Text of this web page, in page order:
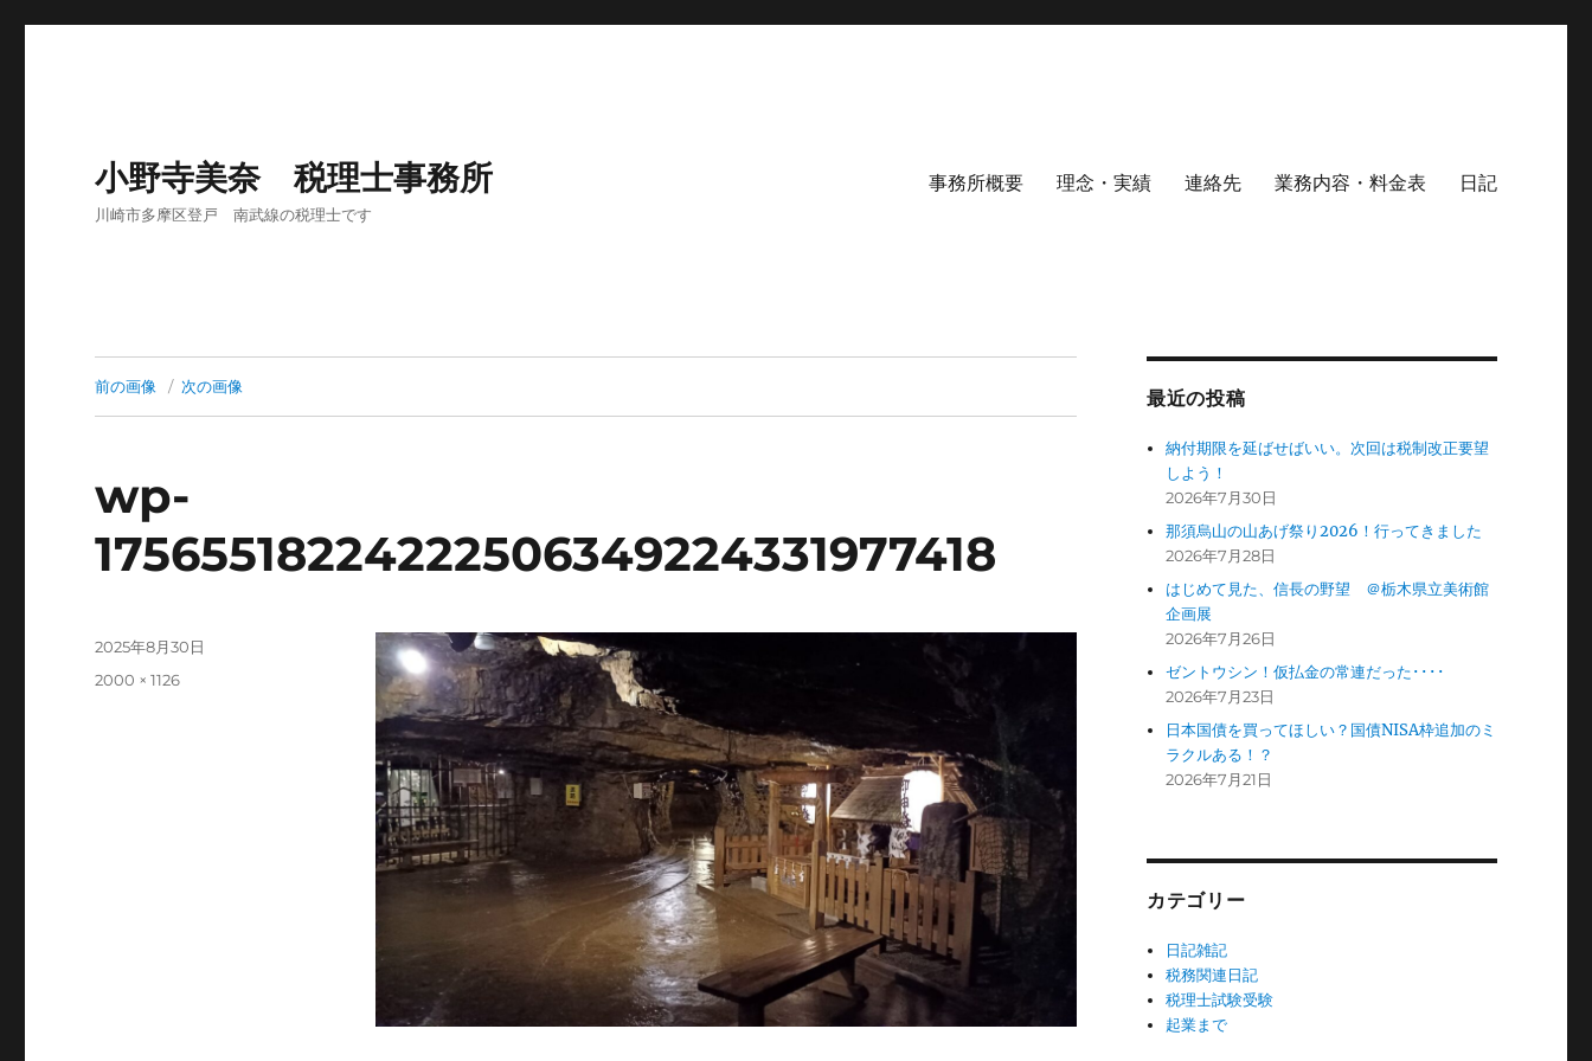
小野寺美奈 税理士事務所
川崎市多摩区登戸 南武線の税理士です
事務所概要 理念・実績 連絡先 業務内容・料金表 日記
前の画像 次の画像
wp-
17565518224222506349224331977418
投
2025年8月30日
フ
2000 × 1126
最近の投稿
納付期限を延ばせばいい。次回は税制改正要望
しよう！
2026年7月30日
那須烏山の山あげ祭り2026！行ってきました
2026年7月28日
はじめて見た、信長の野望 ＠栃木県立美術館
企画展
2026年7月26日
ゼントウシン！仮払金の常連だった････
2026年7月23日
日本国債を買ってほしい？国債NISA枠追加のミ
ラクルある！？
2026年7月21日
カテゴリー
日記雑記
税務関連日記
税理士試験受験
起業まで